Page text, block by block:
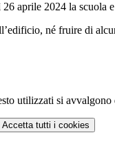
aprile 2024 la scuola
né fruire di
utilizzati si
Accetta tutti i cookies